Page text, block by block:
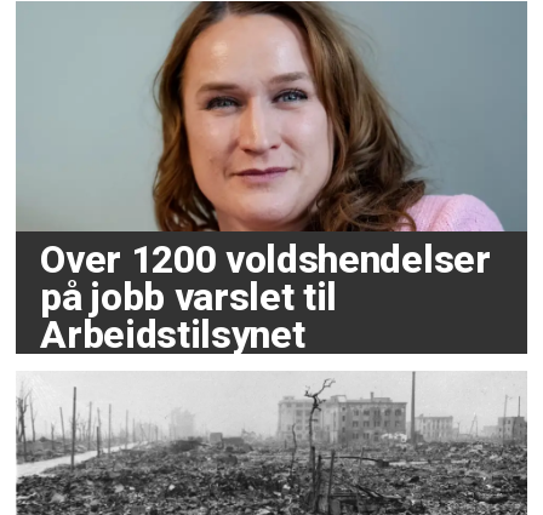
Over 1200 voldshendelser
på jobb varslet til
Arbeidstilsynet